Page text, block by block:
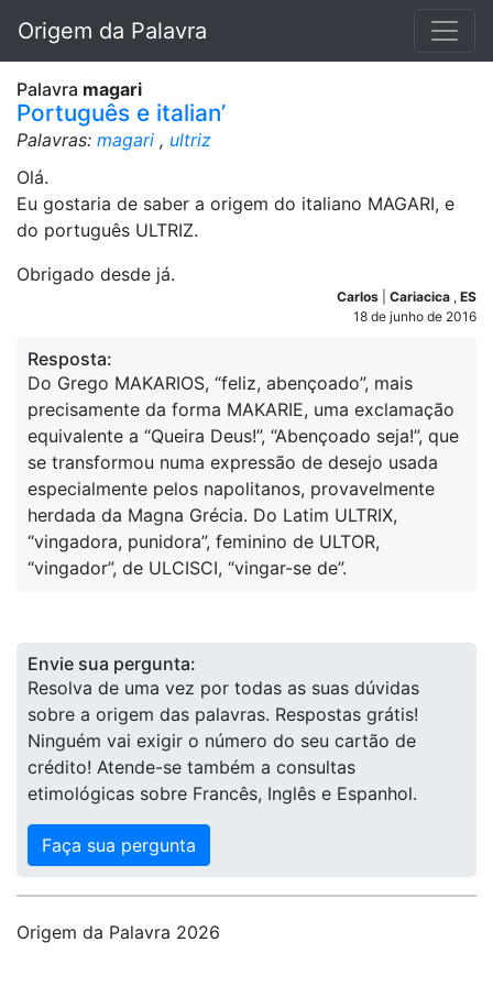
Origem da Palavra
Palavra magari
Português e italian’
Palavras: magari , ultriz
Olá.
Eu gostaria de saber a origem do italiano MAGARI, e
do português ULTRIZ.
Obrigado desde já.
Carlos Cariacica , ES
18 de junho de 2016
Resposta:
Do Grego MAKARIOS, “feliz, abençoado”, mais
precisamente da forma MAKARIE, uma exclamação
equivalente a “Queira Deus!”, “Abençoado seja!”, que
se transformou numa expressão de desejo usada
especialmente pelos napolitanos, provavelmente
herdada da Magna Grécia. Do Latim ULTRIX,
“vingadora, punidora”, feminino de ULTOR,
“vingador”, de ULCISCI, “vingar-se de”.
Envie sua pergunta:
Resolva de uma vez por todas as suas dúvidas
sobre a origem das palavras. Respostas grátis!
Ninguém vai exigir o número do seu cartão de
crédito! Atende-se também a consultas
etimológicas sobre Francês, Inglês e Espanhol.
Faça sua pergunta
Origem da Palavra 2026